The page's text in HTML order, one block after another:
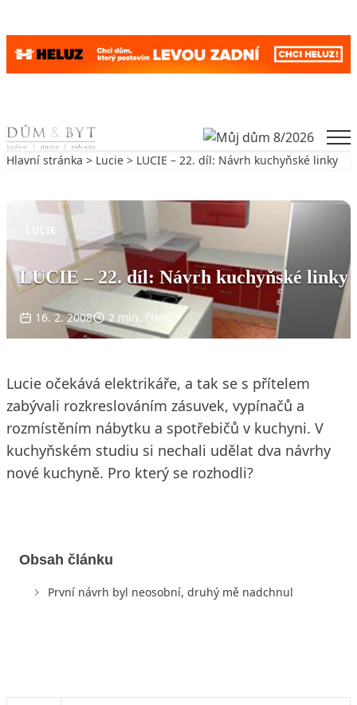
Skip to content
Hlavní stránka > Lucie > LUCIE – 22. díl: Návrh kuchyňské linky
LUCIE
LUCIE – 22. díl: Návrh kuchyňské linky
16. 2. 2008 2 min. čtení
Lucie očekává elektrikáře, a tak se s přítelem
zabývali rozkreslováním zásuvek, vypínačů a
rozmístěním nábytku a spotřebičů v kuchyni. V
kuchyňském studiu si nechali udělat dva návrhy
nové kuchyně. Pro který se rozhodli?
Obsah článku
První návrh byl neosobní, druhý mě nadchnul